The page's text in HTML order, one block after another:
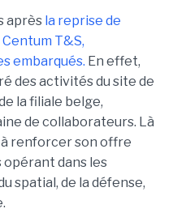
après la reprise de
T&S,
embarqués. En effet,
des activités du site de
la filiale belge,
de collaborateurs. Là
renforcer son offre
dans les
spatial, de la défense,